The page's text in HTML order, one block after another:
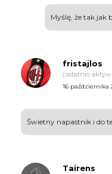
Myślę, że tak
fristajlos
(ostatnio
16 października
Świetny napastnik i do
Tairens